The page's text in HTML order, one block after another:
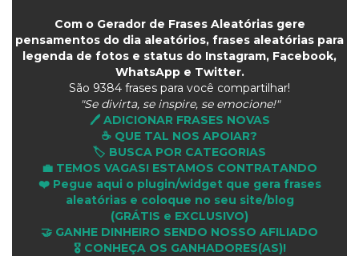
Com o Gerador de Frases Aleatórias gere
pensamentos do dia aleatórios, frases aleatórias para
legenda de fotos e status do Instagram, Facebook,
WhatsApp e Twitter.
São 9384 frases para você compartilhar!
"Se divirta, se inspire, se emocione!"
🖊️ ADICIONAR FRASES NOVAS
☕ QUE TAL NOS APOIAR?
🏷️ BUSCA POR CATEGORIAS
💼 TEMOS VAGAS! ESTAMOS CONTRATANDO
❤️ Pegue aqui o plugin/widget que gera frases
aleatórias e coloque no seu site/blog
(GRÁTIS e EXCLUSIVO)
🤝 GANHE DINHEIRO SENDO NOSSO AFILIADO
🎖 CONHEÇA OS GANHADORES(AS)!